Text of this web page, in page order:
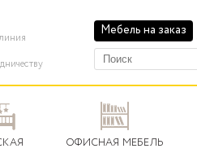
Мебель на заказ
ОФИСНАЯ МЕБЕЛЬ